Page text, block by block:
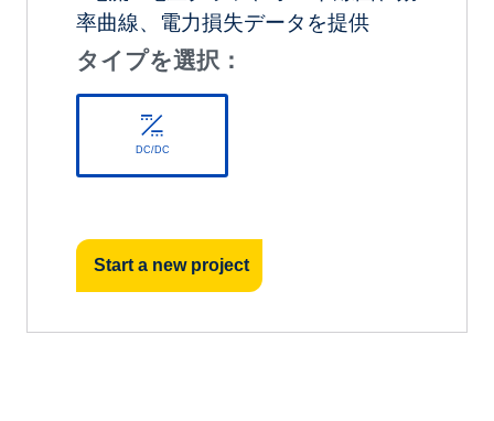
率曲線、電力損失データを提供
タイプを選択：
DC/DC
Start a new project